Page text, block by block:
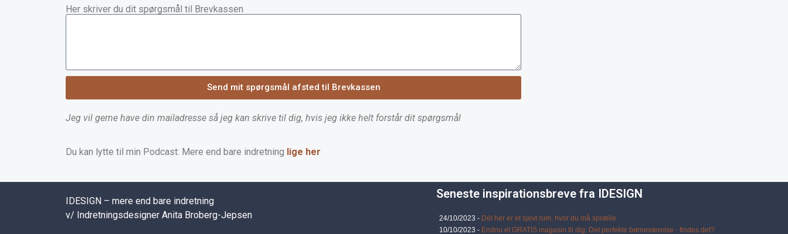
Her skriver du dit spørgsmål til Brevkassen
Send mit spørgsmål afsted til Brevkassen
Jeg vil gerne have din mailadresse så jeg kan skrive til dig, hvis jeg ikke helt forstår dit spørgsmål
Du kan lytte til min Podcast: Mere end bare indretning lige her
IDESIGN – mere end bare indretning
v/ Indretningsdesigner Anita Broberg-Jepsen
Seneste inspirationsbreve fra IDESIGN
24/10/2023 - Dét her er et sjovt rum, hvor du må sprælle
10/10/2023 - Endnu et GRATIS magasin til dig: Det perfekte børneværelse - findes det?